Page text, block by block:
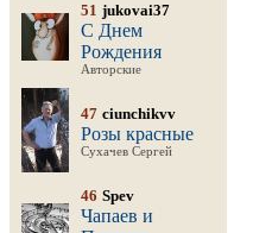
51 jukovai37
С Днем
Рождения
Авторские
47 ciunchikvv
Розы красные
Сухачев Сергей
46 Spev
Чапаев и